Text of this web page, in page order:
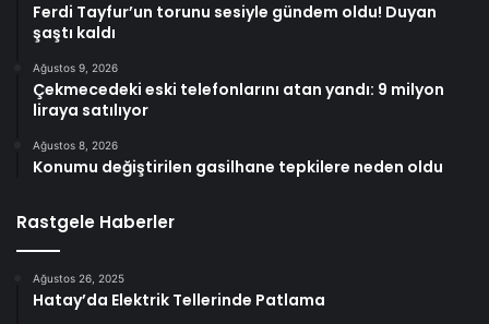
Ferdi Tayfur’un torunu sesiyle gündem oldu! Duyan
şaştı kaldı
Ağustos 9, 2026
Çekmecedeki eski telefonlarını atan yandı: 9 milyon
liraya satılıyor
Ağustos 8, 2026
Konumu değiştirilen gasilhane tepkilere neden oldu
Rastgele Haberler
Ağustos 26, 2025
Hatay’da Elektrik Tellerinde Patlama